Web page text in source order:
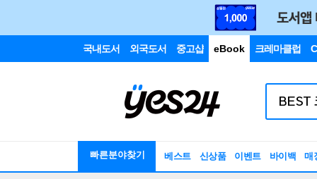
국내도서 외국도서 중고샵 eBook 크레마클럽
빠른분야찾기 베스트 신상품 이벤트 바이백 매